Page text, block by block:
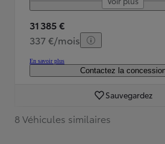
31 385 €
337 €/mois
En savoir plus
Contactez la
Sauvegardez
8 Véhicules similaires